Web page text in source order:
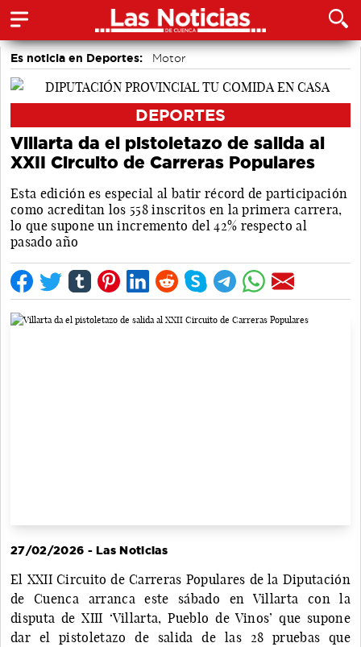
Es noticia en Deportes: Motor
DEPORTES
Villarta da el pistoletazo de salida al
XXII Circuito de Carreras Populares
Esta edición es especial al batir récord de participación
como acreditan los 558 inscritos en la primera carrera,
lo que supone un incremento del 42% respecto al
pasado año
27/02/2026 - Las Noticias
El XXII Circuito de Carreras Populares de la Diputación
de Cuenca arranca este sábado en Villarta con la
disputa de XIII ‘Villarta, Pueblo de Vinos’ que supone
dar el pistoletazo de salida de las 28 pruebas que